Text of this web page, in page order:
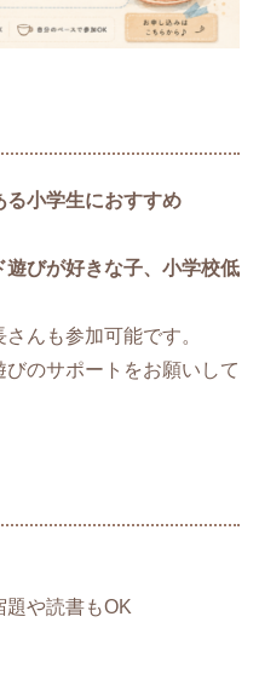
る小学生におすすめ
びが好きな子、小学校低
んも参加可能です。
びのサポートをお願いして
題や読書もOK